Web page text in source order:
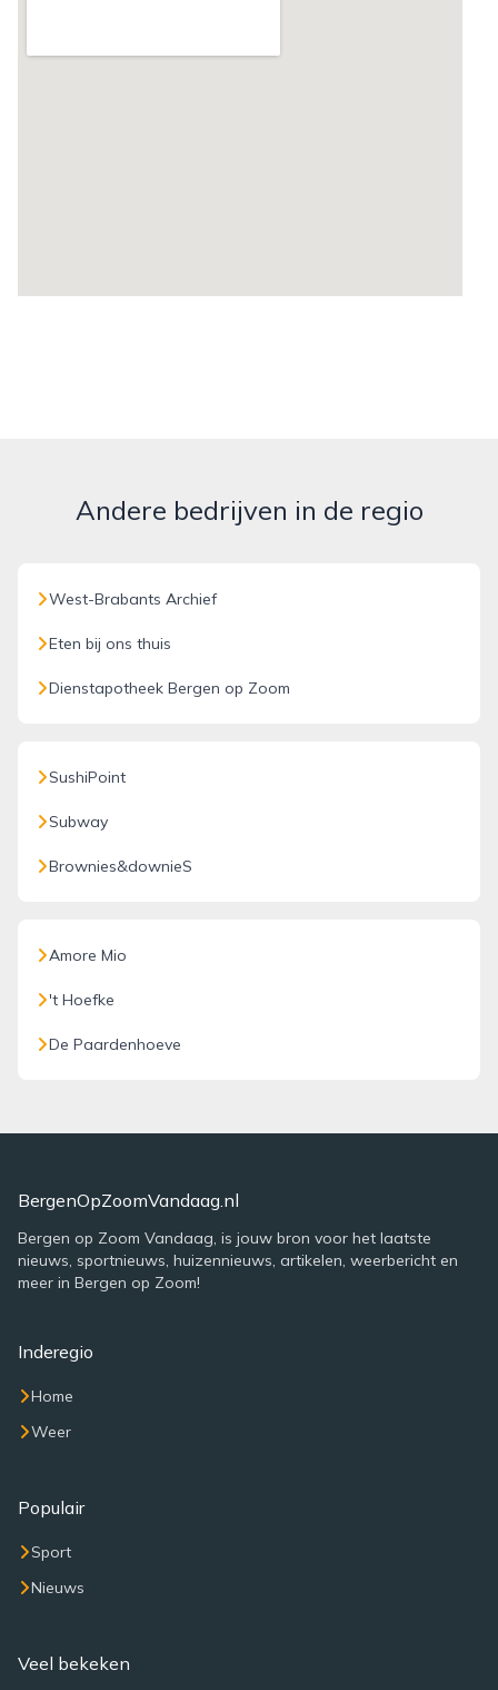
Andere bedrijven in de regio
West-Brabants Archief
Eten bij ons thuis
Dienstapotheek Bergen op Zoom
SushiPoint
Subway
Brownies&downieS
Amore Mio
't Hoefke
De Paardenhoeve
BergenOpZoomVandaag.nl
Bergen op Zoom Vandaag, is jouw bron voor het laatste
nieuws, sportnieuws, huizennieuws, artikelen, weerbericht en
meer in Bergen op Zoom!
Inderegio
Home
Weer
Populair
Sport
Nieuws
Veel bekeken